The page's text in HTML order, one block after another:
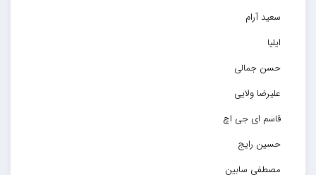
سعید آرام
ایلیا
حسن جمالی
علیرضا ولایی
قاسم ای جی اچ
حسین رایج
مصطفی سابین